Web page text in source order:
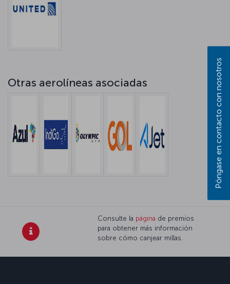
Otras aerolíneas asociadas
Consulte la página de premios
para obtener más información
sobre cómo canjear millas.
Póngase en contacto con nosotros